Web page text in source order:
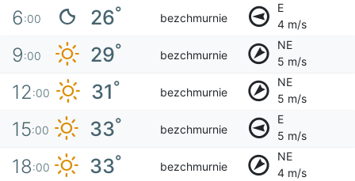
6:00 26° bezchmurnie
E
4 m/s
9:00 29° bezchmurnie
NE
5 m/s
12:00 31° bezchmurnie
NE
5 m/s
15:00 33° bezchmurnie
E
5 m/s
18:00 33° bezchmurnie
NE
4 m/s